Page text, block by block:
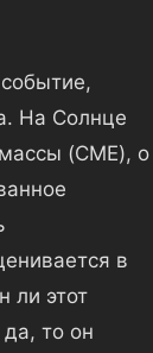
На Солнце
(CME), о
в
ли этот
то он